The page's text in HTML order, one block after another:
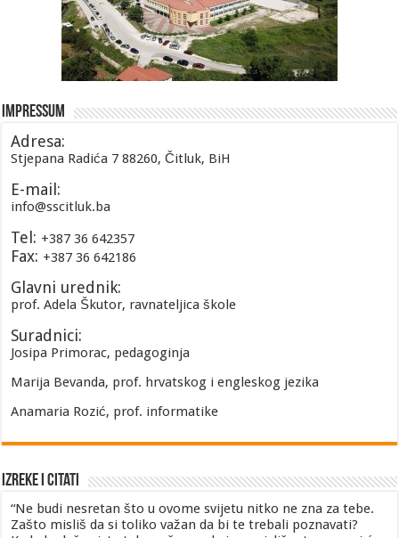
Impressum
Adresa:
Stjepana Radića 7 88260, Čitluk, BiH
E-mail:
info@sscitluk.ba
Tel: +387 36 642357
Fax: +387 36 642186
Glavni urednik:
prof. Adela Škutor, ravnateljica škole
Suradnici:
Josipa Primorac, pedagoginja
Marija Bevanda, prof. hrvatskog i engleskog jezika
Anamaria Rozić, prof. informatike
Izreke i Citati
“Ne budi nesretan što u ovome svijetu nitko ne zna za tebe.
Zašto misliš da si toliko važan da bi te trebali poznavati?